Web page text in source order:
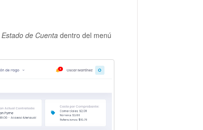
Estado de Cuentadentro del menú